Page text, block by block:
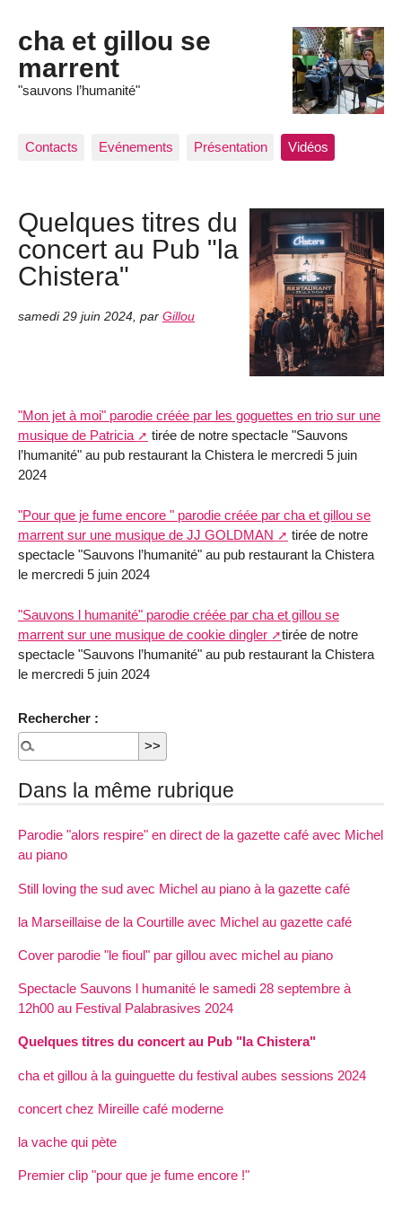
cha et gillou se
marrent
"sauvons l’humanité"
Contacts Evénements Présentation Vidéos
Quelques titres du
concert au Pub "la
Chistera"
samedi 29 juin 2024 par Gillou
"Mon jet à moi" parodie créée par les goguettes en trio sur une
musique de Patricia
tirée de notre spectacle "Sauvons
l’humanité" au pub restaurant la Chistera le mercredi 5 juin
2024
"Pour que je fume encore " parodie créée par cha et gillou se
marrent sur une musique de JJ GOLDMAN
tirée de notre
spectacle "Sauvons l’humanité" au pub restaurant la Chistera
le mercredi 5 juin 2024
"Sauvons l humanité" parodie créée par cha et gillou se
marrent sur une musique de cookie dingler
tirée de notre
spectacle "Sauvons l’humanité" au pub restaurant la Chistera
le mercredi 5 juin 2024
Rechercher :
Dans la même rubrique
Parodie "alors respire" en direct de la gazette café avec Michel
au piano
Still loving the sud avec Michel au piano à la gazette café
la Marseillaise de la Courtille avec Michel au gazette café
Cover parodie "le fioul" par gillou avec michel au piano
Spectacle Sauvons l humanité le samedi 28 septembre à
12h00 au Festival Palabrasives 2024
Quelques titres du concert au Pub "la Chistera"
cha et gillou à la guinguette du festival aubes sessions 2024
concert chez Mireille café moderne
la vache qui pète
Premier clip "pour que je fume encore !"